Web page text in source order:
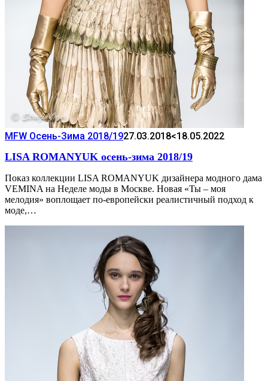
MFW Осень-Зима 2018/1927.03.2018<18.05.2022
LISA ROMANYUK осень-зима 2018/19
Показ коллекции LISA ROMANYUK дизайнера модного дама
VEMINA на Неделе моды в Москве. Новая «Ты – моя
мелодия» воплощает по-европейски реалистичный подход к
моде,…